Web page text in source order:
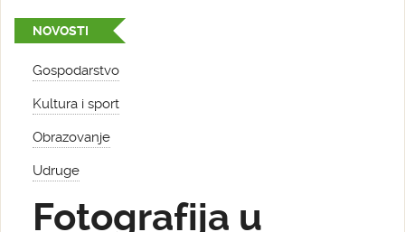
NOVOSTI
Gospodarstvo
Kultura i sport
Obrazovanje
Udruge
Fotografija u